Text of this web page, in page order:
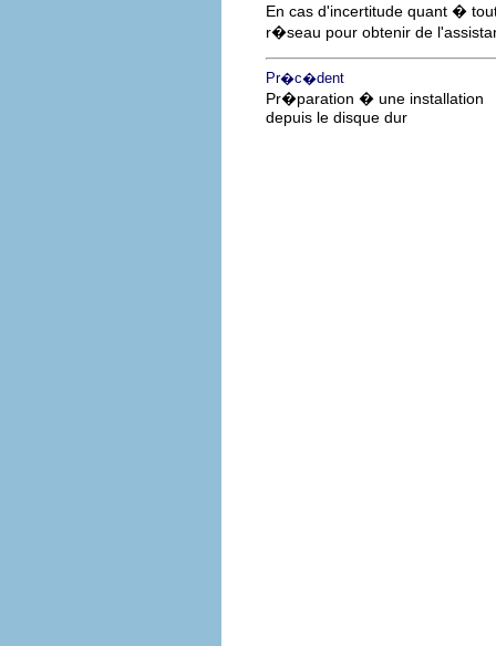
En cas d'incertitude quant �
r�seau pour obtenir de
Pr�c�dent
Pr�paration � une installation
depuis le disque dur